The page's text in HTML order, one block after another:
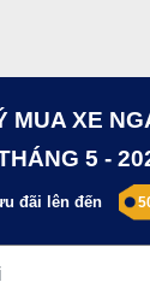
MUA XE
5 -
đãi lên đến